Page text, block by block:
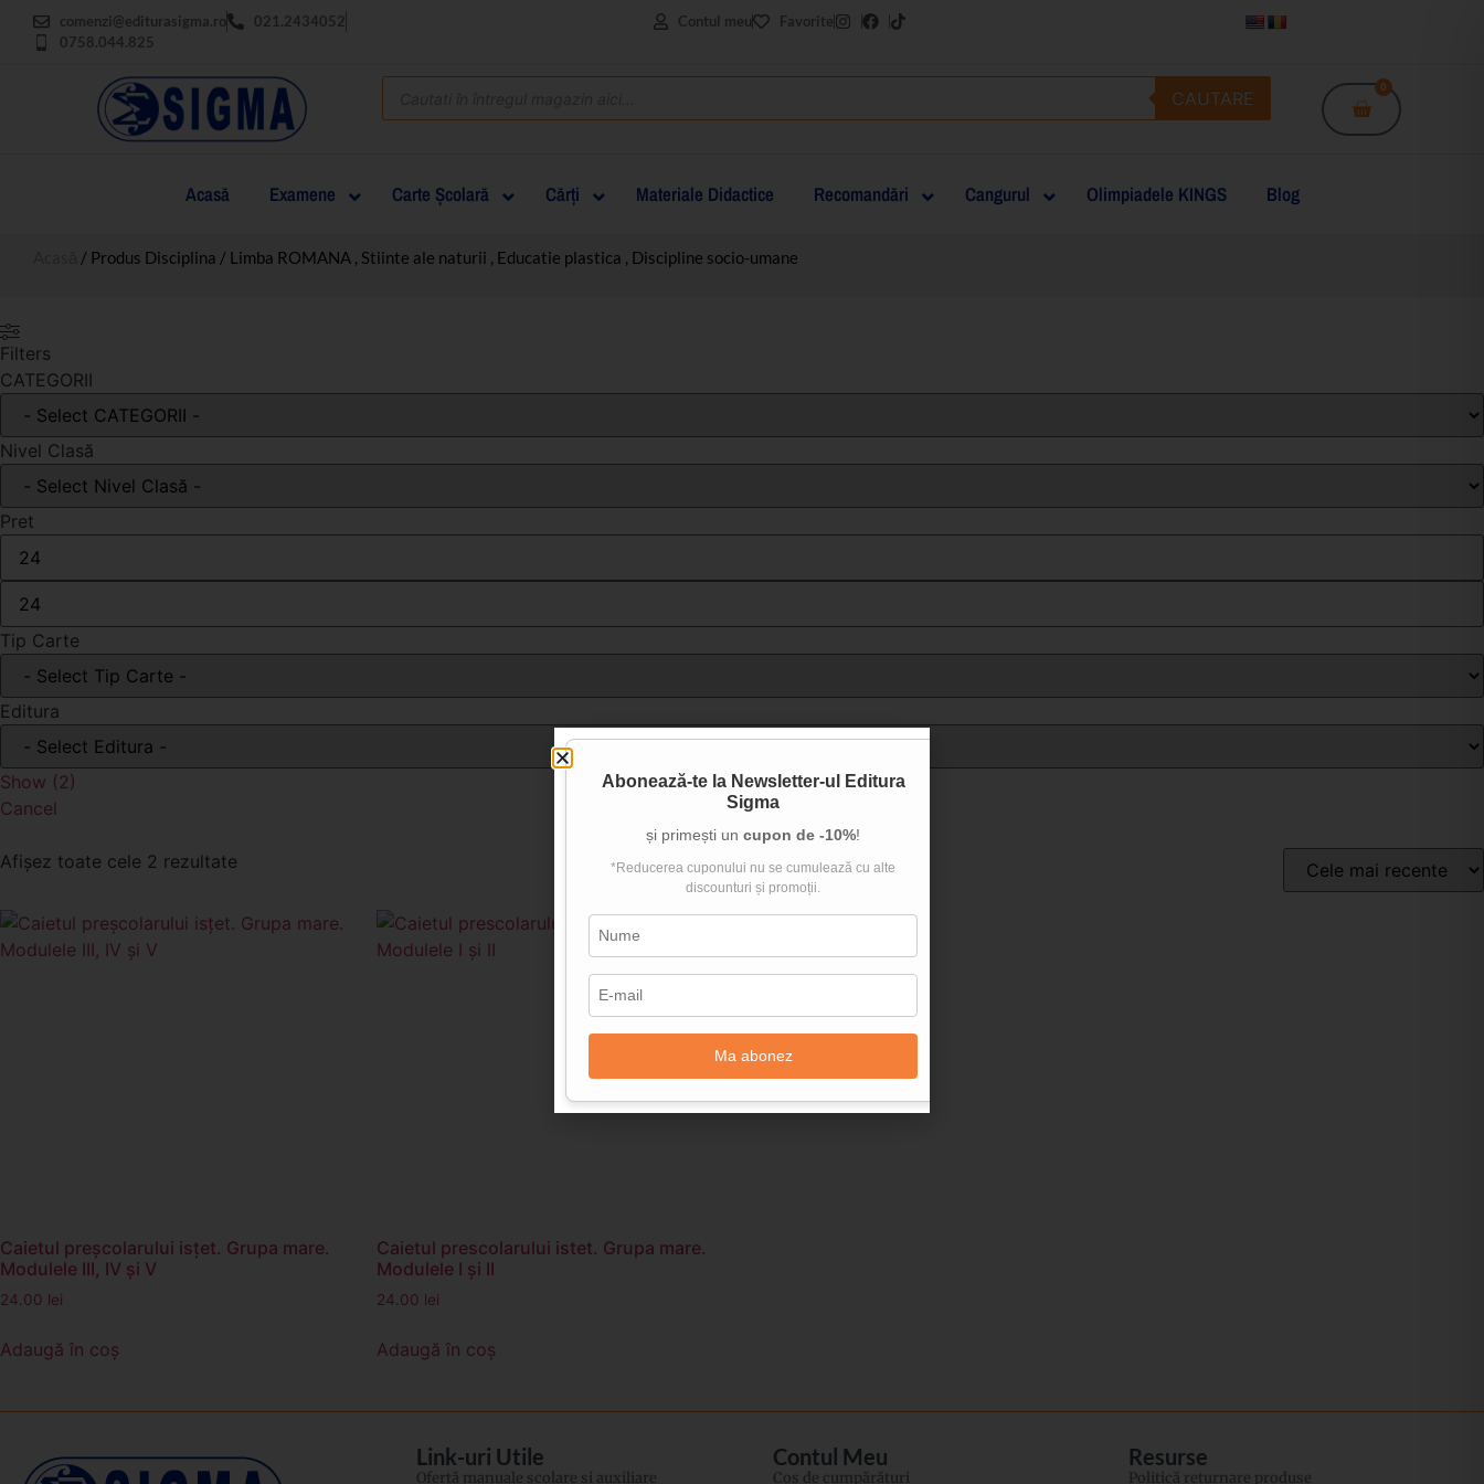
comenzi@editurasigma.ro
021.2434052
0758.044.825
Contul meu Favorite
CAUTARE
0
Acasă Examene Carte Şcolară
clasa a V-a
clasa a VI-a
clasa a VIII-a
clasa a XI-a
clasa a XII-a
Cărţi Materiale Didactice Recomandări Cangurul Olimpiadele KINGS Blog
/ Produs Disciplina / Limba ROMANA , Stiinte ale naturii , Educatie plastica , Discipline socio-umane
Filters
CATEGORII
Nivel Clasă
Pret
Tip Carte
Editura
Show (2)
Cancel
Afișez toate cele 2 rezultate
Caietul preșcolarului isțet. Grupa mare.
Modulele III, IV și V
24.00 lei
Adaugă în coș
Caietul prescolarului istet. Grupa mare.
Modulele I și II
24.00 lei
Adaugă în coș
Link-uri Utile
Ofertă manuale şcolare şi auxiliare
Contul Meu
Coș de cumpărături
Resurse
Politică returnare produse
Abonează-te la Newsletter-ul Editura
Sigma
și primești un cupon de -10%!
*Reducerea cuponului nu se cumulează cu alte
discounturi și promoții.
Ma abonez